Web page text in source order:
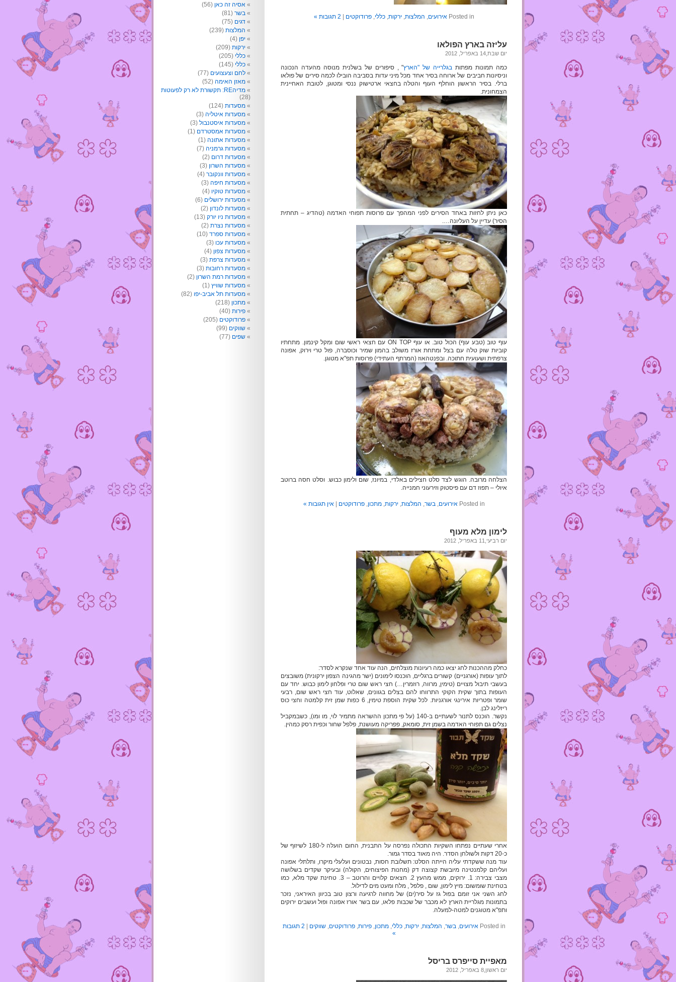
Posted in אירועים, המלצות,ירקות,כללי,פרודוקטים 2 תגובות »
עליזה בארץ הפולאו
יום שבת,14 באפריל, 2012
כמה תמונות מפתות בגלרייה של "הארץ" , סיפורים של בשלנית מנוסה מהעדה הנכונה
וניסיונות חביבים של ארוחה בסיר אחד מכל מיני עדות בסביבה הובילו לכמה סירים של פולאו
ברלי. בסיר הראשון הוחלף העוף והטלה בחצאי ארטישוק ננסי ומטוגן, לטובת האחיינית
הצמחונית.
כאן ניתן לחזות באחד הסירים לפני המהפך עם פרוסות תפוחי האדמה (טהדיג – תחתית
הסיר) עדיין על העליונה….
עוף טוב (טבע עוף) הכול טוב. או עוף ON TOP עם חצאי ראשי שום ומקל קינמון. מתחתיו
קוביות שוק טלה עם בצל ומתחת אורז משולב בהמון שמיר וכוסברה, פול טרי וירוק, אפונה
צרפתית ושעועית חתוכה. ובפנטהאוז (המרתף העתידי) פרוסות תפ"א מטוגן.
הצלחה מרובה. הוגש לצד סלט חצילים באלדי, במיונז, שום ולימון כבוש. וסלט חסה ברוטב
איולי – תפוז דם עם פיסטוק וזירעוני חמנייה.
Posted in אירועים,בשר, המלצות,ירקות,מתכון,פרודוקטים |אין תגובות »
לימון מלא מעוף
יום רביעי,11 באפריל, 2012
כחלק מההכנות לחג יצאו כמה רעיונות מוצלחים, הנה עוד אחד שנקרא לסדר:
לתוך עופות (אורגניים) קשורים ברגליים, הוכנסו לימונים (ישר מהגינה הצפון ירקונית) משובצים
בעשבי תיבול מצויים (טימין, מרווה, רוזמרין…) חצי ראש שום טרי ופלחון לימון כבוש. יחד עם
העופות בתוך שקית הקוקי התרווחו להם בצלים בגוונים, שאלוט, עוד חצי ראש שום, רבעי
שומר ופטריות אירינגי אורגניות. לכל שקית הוספת טימין, 6 כפות שמן זית קלמטה וחצי כוס
ריזלינג לבן.
נקשר. הוכנס לתנור לשעתיים ב-140 (על פי מתכון ההשראה מתמיר לוי, מו ומו), כשבמקביל
נצלים גם תפוחי האדמה בשמן זית, סומאק, פפריקה מעושנת, פלפל שחור וכפית רסק כמהין.
אחרי שעתיים נפתחו השקיות התכולה נפרסה על התבנית, החום הועלה ל-180 לשיזוף של
כ-20 דקות ולשולחן הסדר. היה מאוד בסדר גמור.
עוד מנה ששקדתי עליה הייתה הסלט: תשלובת חסות, נבטונים ועלעלי מיקרו, ותלתלי אפונה
ועליהם קלמנטינה מיובשת קצוצה דק (מחנות הפיצוחים, הקולה) ובעיקר שקדים בשלושה
מצבי צבירה: 1. ירוקים, ממש מהעץ 2. חצאים קלויים והרוטב – 3. טחינת שקד מלא, כמו
בטחינת שומשום: מיץ לימון, שום , פלפל , מלח ומעט מים לדילול.
לחג השני אני זומם בפול גז על סיר(ים) של מחווה לרגיעה ורצון טוב בכיוון האיראני, נזכר
בתמונות מגלריית הארץ לא מכבר של שכבות פלאו, עם בשר אורז אפונה ופול ועשבים ירוקים
ותפ"א מטוגנים למטה-למעלה.
Posted in אירועים,בשר, המלצות,ירקות,כללי,מתכון,פירות,פרודוקטים,שווקים
2 תגובות
»
מאפיית סייפרס בריסל
יום ראשון,8 באפריל, 2012
אסיה זה כאן (56)
בשר (81)
דגים (75)
המלצות (239)
יפן (4)
ירקות (209)
כללי (205)
כללי (145)
לחם וצעצועים (77)
מאזן האימה (52)
מדיהRE: תקשורת לא רק לפעוטות
(28)
מסעדות (124)
מסעדות איטליה (3)
מסעדות איסטנבול (3)
מסעדות אמסטרדם (1)
מסעדות אתונה (1)
מסעדות גרמניה (7)
מסעדות דרום (2)
מסעדות השרון (3)
מסעדות וונקובר (4)
מסעדות חיפה (3)
מסעדות טוקיו (4)
מסעדות ירושלים (6)
מסעדות לונדון (2)
מסעדות ניו יורק (13)
מסעדות נצרת (2)
מסעדות ספרד (10)
מסעדות עכו (3)
מסעדות צפון (4)
מסעדות צרפת (3)
מסעדות רחובות (3)
מסעדות רמת השרון (2)
מסעדות שוויץ (1)
מסעדות תל אביב-יפו (82)
מתכון (218)
פירות (40)
פרודוקטים (205)
שווקים (99)
שפים (77)